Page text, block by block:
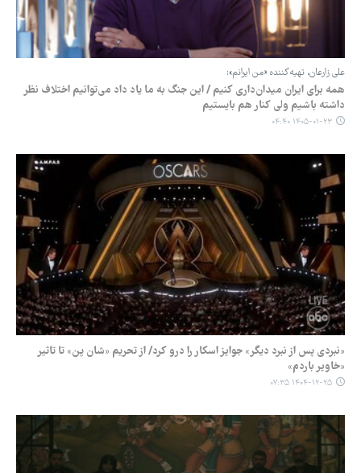
علی زارعان، تهیه‌کننده «من ایرانم»:
همه برای ایران میدان‌داری کنیم / این جنگ به ما یاد داد می‌توانیم اختلاف نظر
داشته باشیم ولی کنار هم بایستیم
۱۴۰۵-۰۱-۲۳ ۰۴:۴۰
«نبردی پس از نبرد دیگر» جوایز اسکار را درو کرد/ از تحریم «شان پن» تا تاثیر
«خاویر باردم»
۱۴۰۴-۱۲-۲۵ ۰۷:۳۵